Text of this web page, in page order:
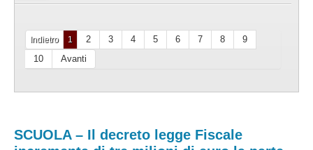
Indietro 1 2 3 4 5 6 7 8
9
10
Avanti
SCUOLA – Il decreto legge Fiscale